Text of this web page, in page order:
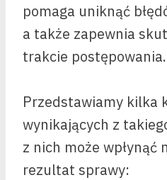
pomaga uniknąć
a także zapewnia
trakcie postępowania.
Przedstawiamy kilka
wynikających z
z nich może wpłynąć
rezultat sprawy: